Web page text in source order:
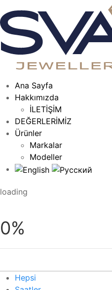
Ana Sayfa
Hakkımızda
İLETİŞİM
DEĞERLERİMİZ
Ürünler
Markalar
Modeller
loading
0%
Hepsi